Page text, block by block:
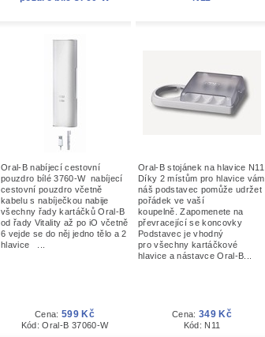
Oral-B nabíjecí cestovní
pouzdro bílé 3760-W nabíjecí
cestovní pouzdro včetně
kabelu s nabíječkou nabije
všechny řady kartáčků Oral-B
od řady Vitality až po iO včetně
6 vejde se do něj jedno tělo a 2
hlavice ...
Cena: 599 Kč
Kód: Oral-B 37060-W
Oral-B stojánek na hlavice N11
Díky 2 místům pro hlavice vám
náš podstavec pomůže udržet
pořádek ve vaší
koupelně. Zapomenete na
převracející se koncovky
Podstavec je vhodný
pro všechny kartáčkové
hlavice a nástavce Oral-B...
Cena: 349 Kč
Kód: N11